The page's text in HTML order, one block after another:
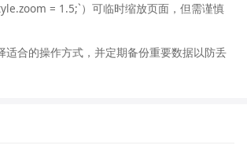
= 1.5;`）可临时缩放页面，但需谨慎
适合的操作方式，并定期备份重要数据以防丢